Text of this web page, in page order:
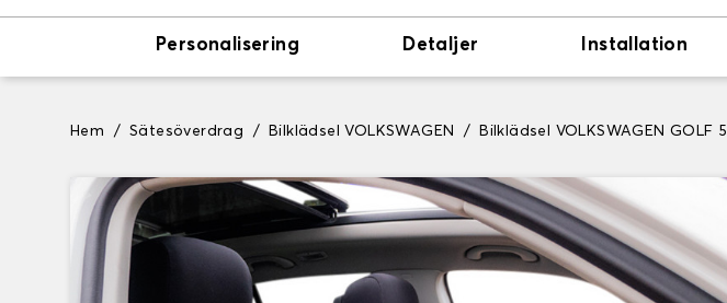
Personalisering Detaljer Installation
Hem Sätesöverdrag Bilklädsel VOLKSWAGEN Bilklädsel VOLKSWAGEN GOLF 5